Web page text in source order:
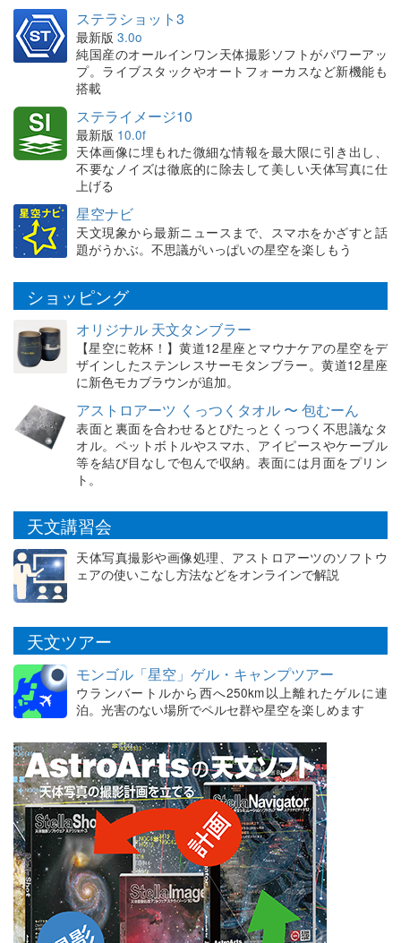
ステラショット3
最新版 3.0o
純国産のオールインワン天体撮影ソフトがパワーアッ
プ。ライブスタックやオートフォーカスなど新機能も
搭載
ステライメージ10
最新版 10.0f
天体画像に埋もれた微細な情報を最大限に引き出し、
不要なノイズは徹底的に除去して美しい天体写真に仕
上げる
星空ナビ
天文現象から最新ニュースまで、スマホをかざすと話
題がうかぶ。不思議がいっぱいの星空を楽しもう
ショッピング
オリジナル 天文タンブラー
【星空に乾杯！】黄道12星座とマウナケアの星空をデ
ザインしたステンレスサーモタンブラー。黄道12星座
に新色モカブラウンが追加。
アストロアーツ くっつくタオル 〜 包むーん
表面と裏面を合わせるとぴたっとくっつく不思議なタ
オル。ペットボトルやスマホ、アイピースやケーブル
等を結び目なしで包んで収納。表面には月面をプリン
ト。
天文講習会
天体写真撮影や画像処理、アストロアーツのソフトウ
ェアの使いこなし方法などをオンラインで解説
天文ツアー
モンゴル「星空」ゲル・キャンプツアー
ウランバートルから西へ250km以上離れたゲルに連
泊。光害のない場所でペルセ群や星空を楽しめます